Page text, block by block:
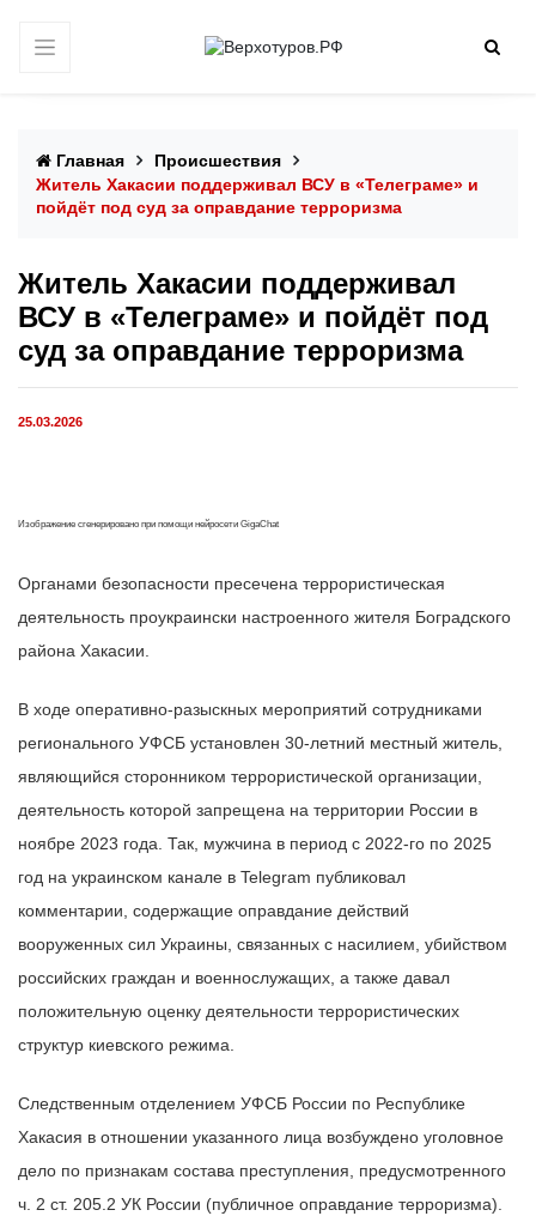
Главная
Происшествия
Житель Хакасии поддерживал ВСУ в «Телеграме» и
пойдёт под суд за оправдание терроризма
Житель Хакасии поддерживал
ВСУ в «Телеграме» и пойдёт под
суд за оправдание терроризма
25.03.2026
Изображение сгенерировано при помощи нейросети GigaChat
Органами безопасности пресечена террористическая
деятельность проукраински настроенного жителя Боградского
района Хакасии.
В ходе оперативно-разыскных мероприятий сотрудниками
регионального УФСБ установлен 30-летний местный житель,
являющийся сторонником террористической организации,
деятельность которой запрещена на территории России в
ноябре 2023 года. Так, мужчина в период с 2022-го по 2025
год на украинском канале в Telegram публиковал
комментарии, содержащие оправдание действий
вооруженных сил Украины, связанных с насилием, убийством
российских граждан и военнослужащих, а также давал
положительную оценку деятельности террористических
структур киевского режима.
Следственным отделением УФСБ России по Республике
Хакасия в отношении указанного лица возбуждено уголовное
дело по признакам состава преступления, предусмотренного
ч. 2 ст. 205.2 УК России (публичное оправдание терроризма).